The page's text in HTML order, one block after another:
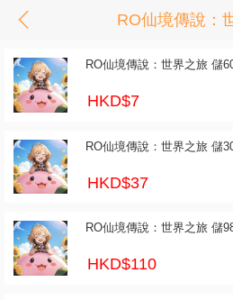
RO仙境傳說：
RO仙境傳說：世界之旅 儲
HKD$7
RO仙境傳說：世界之旅 儲
HKD$37
RO仙境傳說：世界之旅 儲
HKD$110